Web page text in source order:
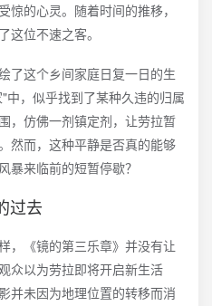
的心灵。随着时间的推移，
这位不速之客。
了这个乡间家庭日复一日的生
，似乎找到了某种久违的归属
，仿佛一剂镇定剂，让劳拉暂
然而，这种平静是否真的能够
暴来临前的短暂停歇？
过去
，《镜的第三乐章》并没有让
众以为劳拉即将开启新生活
并未因为地理位置的转移而消